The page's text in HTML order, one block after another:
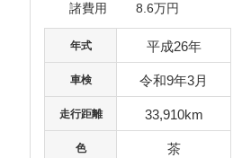
諸費用
8.6万円
年式 平成26年
車検 令和9年3月
走行距離 33,910km
色 茶